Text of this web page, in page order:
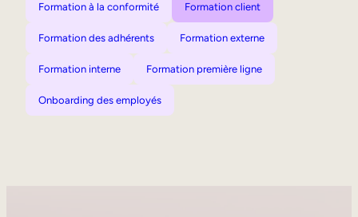
Formation à la conformité Formation client
Formation des adhérents Formation externe
Formation interne Formation première ligne
Onboarding des employés